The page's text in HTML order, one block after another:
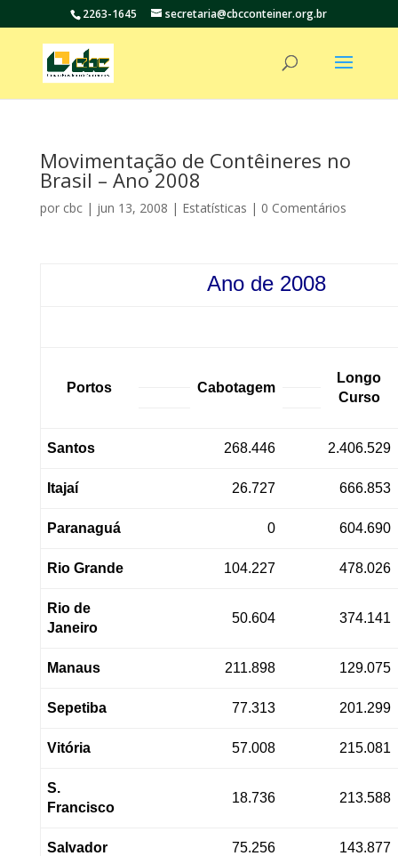
2263-1645 secretaria@cbcconteiner.org.br
Movimentação de Contêineres no
Brasil – Ano 2008
por cbc| jun 13, 2008 | Estatísticas | 0 Comentários
Ano de 2008
Portos Cabotagem
Longo
Curso
Santos 268.446 2.406.529
Itajaí 26.727 666.853
Paranaguá 0 604.690
Rio Grande 104.227 478.026
Rio de
Janeiro
50.604 374.141
Manaus 211.898 129.075
Sepetiba 77.313 201.299
Vitória 57.008 215.081
S.
Francisco
18.736 213.588
Salvador 75.256 143.877